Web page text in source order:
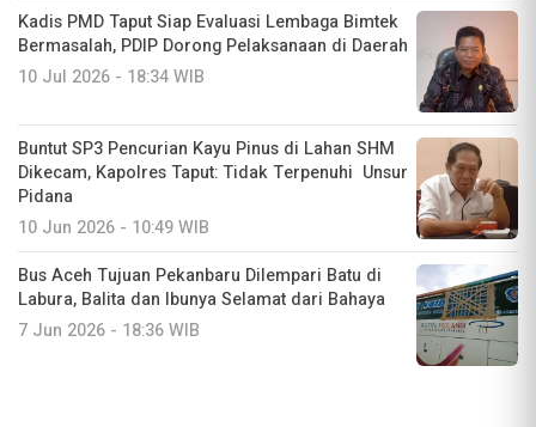
Kadis PMD Taput Siap Evaluasi Lembaga Bimtek
Bermasalah, PDIP Dorong Pelaksanaan di Daerah
10 Jul 2026 - 18:34 WIB
Buntut SP3 Pencurian Kayu Pinus di Lahan SHM
Dikecam, Kapolres Taput: Tidak Terpenuhi Unsur
Pidana
10 Jun 2026 - 10:49 WIB
Bus Aceh Tujuan Pekanbaru Dilempari Batu di
Labura, Balita dan Ibunya Selamat dari Bahaya
7 Jun 2026 - 18:36 WIB